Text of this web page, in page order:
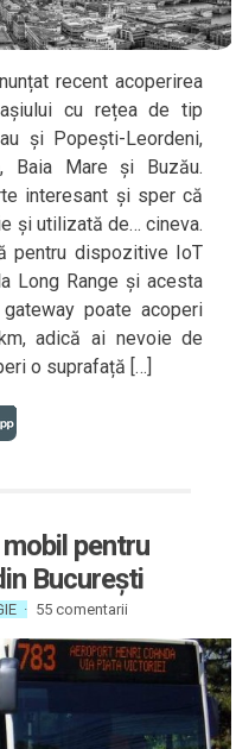
recent acoperirea
cu rețea de tip
și Popești-Leordeni,
Baia Mare și Buzău.
interesant și sper că
și utilizată de… cineva.
pentru dispozitive IoT
Long Range și acesta
poate acoperi
adică ai nevoie de
o suprafață […]
pentru
București
· 55 comentarii